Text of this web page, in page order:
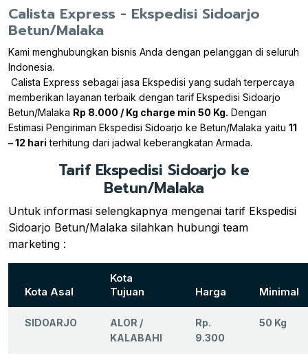
Calista Express - Ekspedisi Sidoarjo
Betun/Malaka
Kami menghubungkan bisnis Anda dengan pelanggan di seluruh
Indonesia.
Calista Express sebagai jasa Ekspedisi yang sudah terpercaya
memberikan layanan terbaik dengan tarif Ekspedisi Sidoarjo
Betun/Malaka Rp 8.000 / Kg charge min 50 Kg. Dengan
Estimasi Pengiriman Ekspedisi Sidoarjo ke Betun/Malaka yaitu 11
– 12 hari terhitung dari jadwal keberangkatan Armada.
Tarif Ekspedisi Sidoarjo ke
Betun/Malaka
Untuk informasi selengkapnya mengenai tarif Ekspedisi
Sidoarjo Betun/Malaka silahkan hubungi team
marketing :
Kota Asal
Kota
Tujuan
Harga Minimal
SIDOARJO
ALOR /
KALABAHI
Rp.
9.300
50 Kg